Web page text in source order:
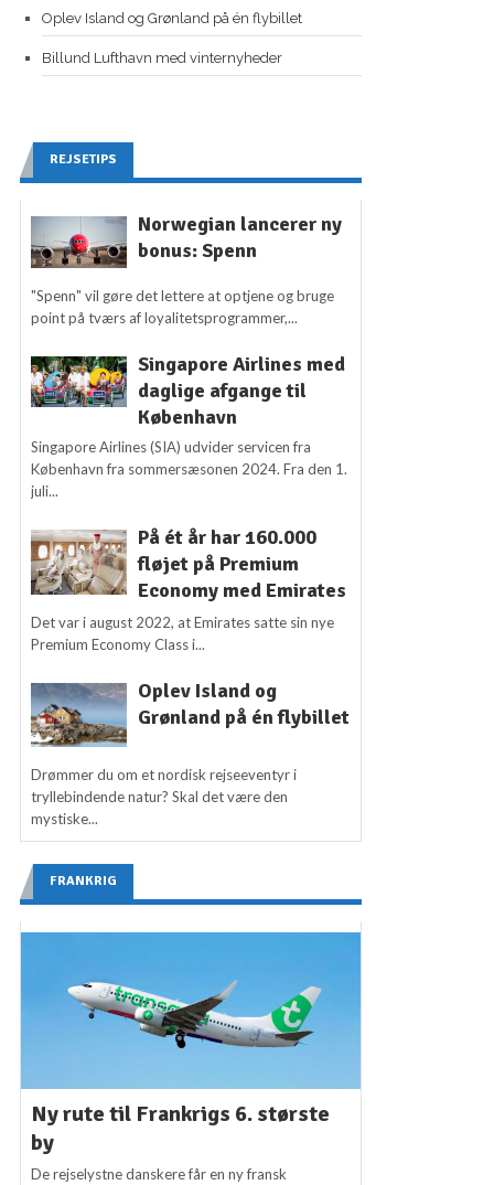
Oplev Island og Grønland på én flybillet
Billund Lufthavn med vinternyheder
REJSETIPS
Norwegian lancerer ny
bonus: Spenn
"Spenn" vil gøre det lettere at optjene og bruge
point på tværs af loyalitetsprogrammer,...
Singapore Airlines med
daglige afgange til
København
Singapore Airlines (SIA) udvider servicen fra
København fra sommersæsonen 2024. Fra den 1.
juli...
På ét år har 160.000
fløjet på Premium
Economy med Emirates
Det var i august 2022, at Emirates satte sin nye
Premium Economy Class i...
Oplev Island og
Grønland på én flybillet
Drømmer du om et nordisk rejseeventyr i
tryllebindende natur? Skal det være den
mystiske...
FRANKRIG
Ny rute til Frankrigs 6. største
by
De rejselystne danskere får en ny fransk